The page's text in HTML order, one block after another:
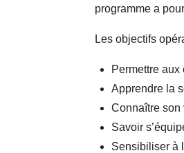
programme a
Les objectifs
Permettre
Apprendre la
Connaître son
Savoir
Sensibiliser à